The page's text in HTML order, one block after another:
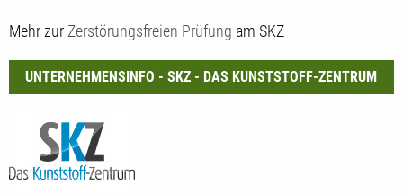
Mehr zur Zerstörungsfreien Prüfung am SKZ
UNTERNEHMENSINFO - SKZ - DAS KUNSTSTOFF-ZENTRUM